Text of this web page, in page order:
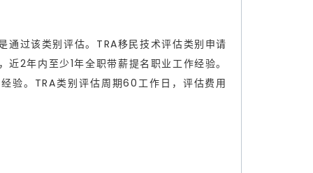
过该类别评估。TRA移民技术评估类别申请
2年内至少1年全职带薪提名职业工作经验。
验。TRA类别评估周期60工作日，评估费用